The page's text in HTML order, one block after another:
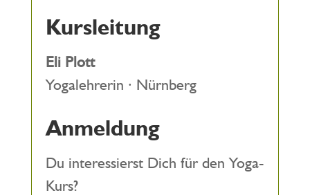
Kursleitung
Eli Plott
Yogalehrerin · Nürnberg
Anmeldung
Du interessierst Dich für den Yoga-
Kurs?